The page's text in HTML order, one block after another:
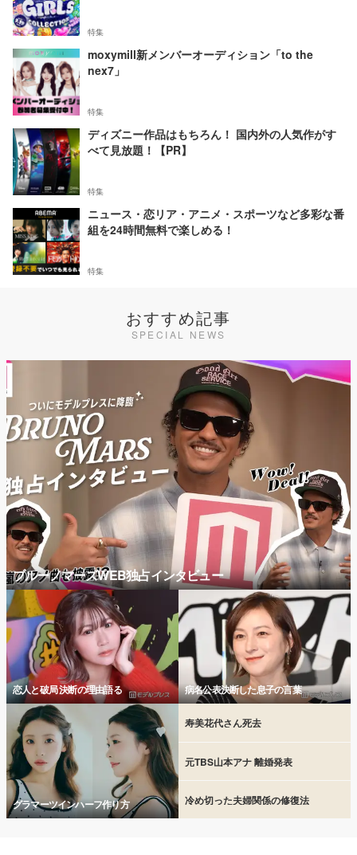
特集
moxymill新メンバーオーディション「to the
nex7」
特集
ディズニー作品はもちろん！ 国内外の人気作がす
べて見放題！【PR】
特集
ニュース・恋リア・アニメ・スポーツなど多彩な番
組を24時間無料で楽しめる！
特集
おすすめ記事
SPECIAL NEWS
ブルーノマーズWEB独占インタビュー
恋人と破局 決断の理由語る 病名公表決断した息子の言葉
グラマーツインハーフ作り方
寿美花代さん死去
元TBS山本アナ 離婚発表
冷め切った夫婦関係の修復法